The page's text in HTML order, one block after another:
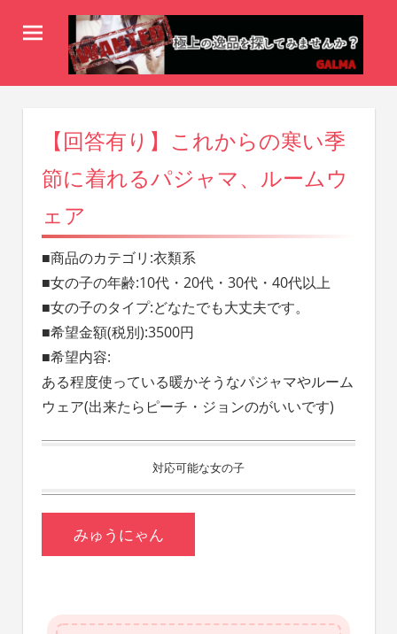
ン
ャ
ル
マ
WANTED！
【回答有り】これからの寒い季
節に着れるパジャマ、ルームウ
ェア
■商品のカテゴリ:衣類系
■女の子の年齢:10代・20代・30代・40代以上
■女の子のタイプ:どなたでも大丈夫です。
■希望金額(税別):3500円
■希望内容:
ある程度使っている暖かそうなパジャマやルーム
ウェア(出来たらピーチ・ジョンのがいいです)
対応可能な女の子
みゅうにゃん